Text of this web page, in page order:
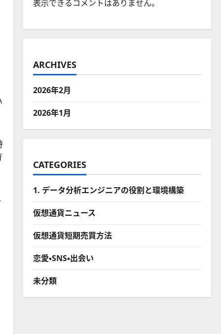
表示できるコメントはありません。
ARCHIVES
2026年2月
2026年1月
CATEGORIES
1. データ分析エンジニアの役割と環境構築
仮想通貨ニュース
仮想通貨短期売買方法
恋愛・SNS・出会い
未分類